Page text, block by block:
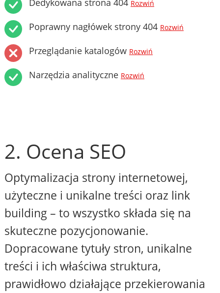
Dedykowana strona 404 Rozwiń
Poprawny nagłówek strony 404 Rozwiń
Przeglądanie katalogów Rozwiń
Narzędzia analityczne Rozwiń
2. Ocena SEO
Optymalizacja strony internetowej,
użyteczne i unikalne treści oraz link
building – to wszystko składa się na
skuteczne pozycjonowanie.
Dopracowane tytuły stron, unikalne
treści i ich właściwa struktura,
prawidłowo działające przekierowania